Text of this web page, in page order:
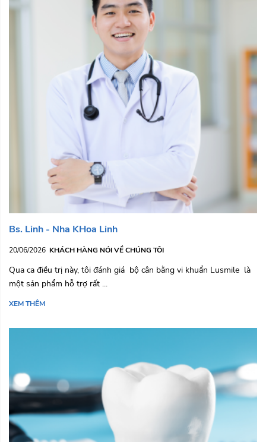
Bs. Linh - Nha KHoa Linh
20/06/2026 KHÁCH HÀNG NÓI VỀ CHÚNG TÔI
Qua ca điều trị này, tôi đánh giá bộ cân bằng vi khuẩn Lusmile là
một sản phẩm hỗ trợ rất ...
XEM THÊM